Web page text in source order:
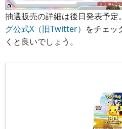
抽選販売の詳細は後日発表予定。
グ公式X（旧Twitter） をチェッ
くと良いでしょう。